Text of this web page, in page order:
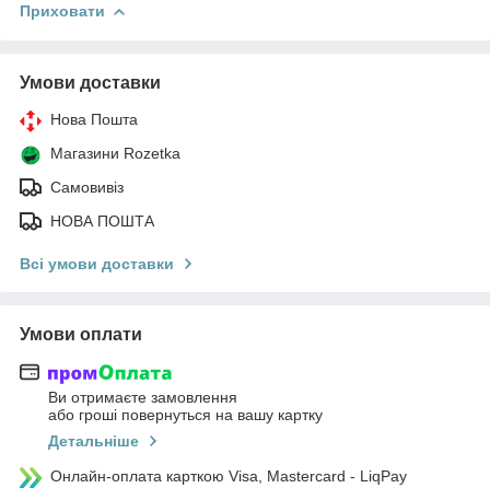
Приховати
Умови доставки
Нова Пошта
Магазини Rozetka
Самовивіз
НОВА ПОШТА
Всі умови доставки
Умови оплати
Ви отримаєте замовлення
або гроші повернуться на вашу картку
Детальніше
Онлайн-оплата карткою Visa, Mastercard - LiqPay